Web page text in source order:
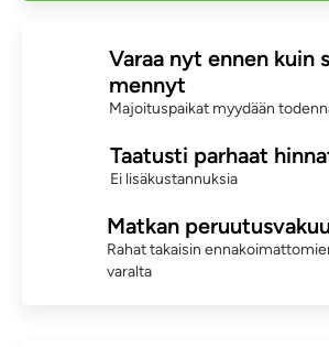
Varaa nyt ennen kuin
mennyt
Majoituspaikat myydään
Taatusti parhaat
Ei lisäkustannuksia
Matkan
Rahat takaisin
varalta